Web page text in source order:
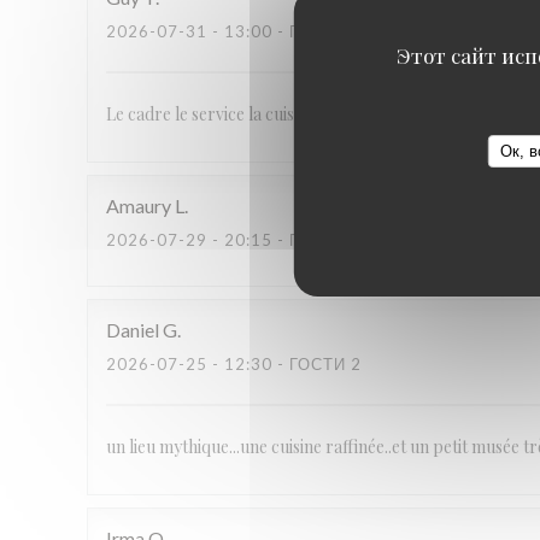
Этот сайт
Ок,
2026-07-31 - 13:00 - ГОСТИ 4
Le cadre le service la cuisine malgré la mauvaise cuisson
Amaury L
2026-07-29 - 20:15 - ГОСТИ 2
Daniel G
2026-07-25 - 12:30 - ГОСТИ 2
un lieu mythique...une cuisine raffinée..et un petit musée